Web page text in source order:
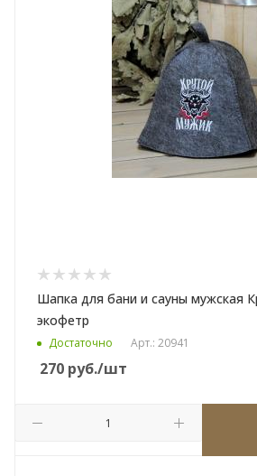
Шапка для бани и сауны мужская
экофетр
Достаточно Арт.: 20941
270 руб./шт